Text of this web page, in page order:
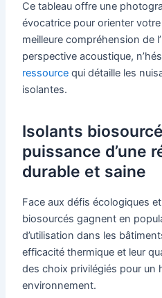
Ce tableau offre une
évocatrice pour orienter
meilleure compréhension de
perspective acoustique,
ressource qui détaille les
isolantes.
Isolants
puissance d’une
durable et saine
Face aux défis écologiques
biosourcés gagnent en
d’utilisation dans les
efficacité thermique et leur
des choix privilégiés pour un
environnement.